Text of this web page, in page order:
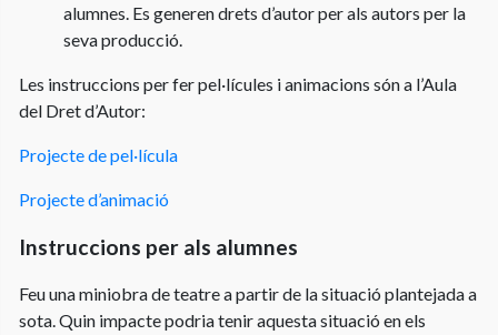
alumnes. Es generen drets d’autor per als autors per la
seva producció.
Les instruccions per fer pel·lícules i animacions són a l’Aula
del Dret d’Autor:
Projecte de pel·lícula
Projecte d’animació
Instruccions per als alumnes
Feu una miniobra de teatre a partir de la situació plantejada a
sota. Quin impacte podria tenir aquesta situació en els